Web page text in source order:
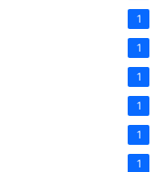
1
1
1
1
1
1